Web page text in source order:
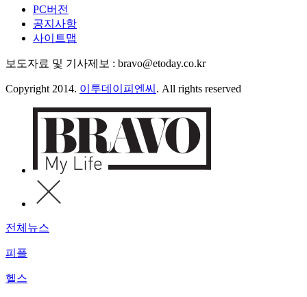
PC버전
공지사항
사이트맵
보도자료 및 기사제보 : bravo@etoday.co.kr
Copyright 2014. 이투데이피엔씨 . All rights reserved
전체뉴스
피플
헬스